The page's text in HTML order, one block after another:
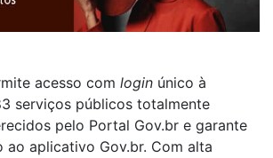
acesso com login único à
serviços públicos totalmente
pelo Portal Gov.br e garante
ao aplicativo Gov.br. Com alta